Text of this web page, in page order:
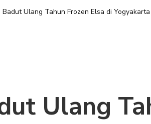
Badut Ulang Tahun Frozen Elsa di Yogyakarta
Ulang